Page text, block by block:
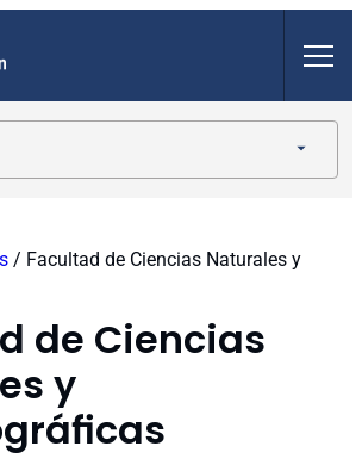
y Administrativas
y Matemáticas
y Sociales
y Oceanográficas
/ Facultad de Ciencias Naturales y
de Ciencias
y